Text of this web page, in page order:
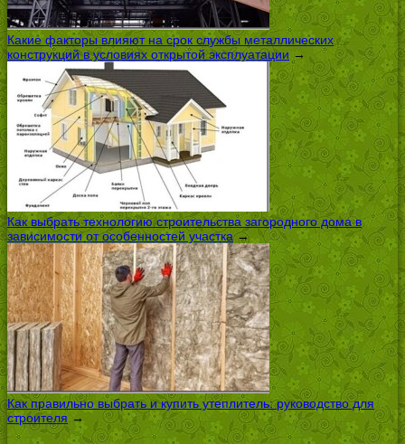
Какие факторы влияют на срок службы металлических
конструкций в условиях открытой эксплуатации →
Как выбрать технологию строительства загородного дома в
зависимости от особенностей участка→
Как правильно выбрать и купить утеплитель: руководство для
строителя →